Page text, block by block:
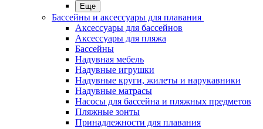
Еще
Бассейны и аксессуары для плавания
Аксессуары для бассейнов
Аксессуары для пляжа
Бассейны
Надувная мебель
Надувные игрушки
Надувные круги, жилеты и нарукавники
Надувные матрасы
Насосы для бассейна и пляжных предметов
Пляжные зонты
Принадлежности для плавания